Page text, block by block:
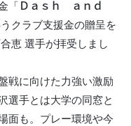
金「Ｄａｓｈ ａｎｄ
クラブ支援金の贈呈を
恵 選手が拝受しまし
戦に向けた力強い激励
選手とは大学の同窓と
面も。プレー環境や今